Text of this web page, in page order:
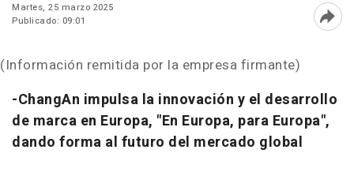
Martes, 25 marzo 2025
Publicado: 09:01
(Información remitida por la empresa firmante)
-ChangAn impulsa la innovación y el desarrollo
de marca en Europa, "En Europa, para Europa",
dando forma al futuro del mercado global